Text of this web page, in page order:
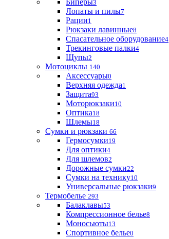
Биперы3
Лопаты и пилы7
Рации1
Рюкзаки лавинные8
Спасательное оборудование4
Трекинговые палки4
Щупы2
Мотоциклы 140
Аксессуары0
Верхняя одежда1
Защита93
Моторюкзаки10
Оптика18
Шлемы18
Сумки и рюкзаки 66
Гермосумки19
Для оптики4
Для шлемов2
Дорожные сумки22
Сумки на технику10
Универсальные рюкзаки9
Термобелье 293
Балаклавы53
Компрессионное белье8
Моносьюты13
Спортивное белье0